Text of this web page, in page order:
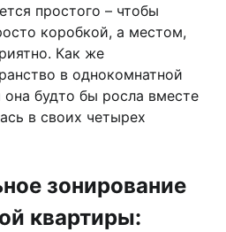
простого – чтобы
коробкой, а местом,
Как же
в однокомнатной
она будто бы росла вместе
в своих четырех
зонирование
квартиры: